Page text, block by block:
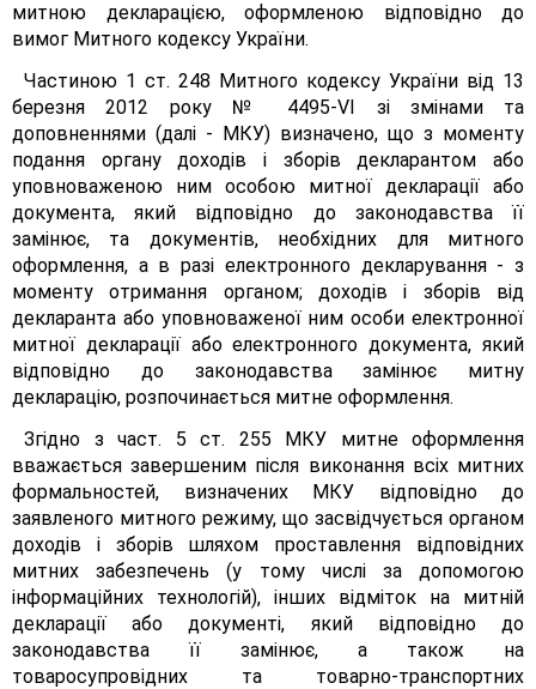
митною декларацією, оформленою відповідно до
вимог Митного кодексу України.
Частиною 1 ст. 248 Митного кодексу України від 13
березня 2012 року № 4495-VІ зі змінами та
доповненнями (далі - МКУ) визначено, що з моменту
подання органу доходів і зборів декларантом або
уповноваженою ним особою митної декларації або
документа, який відповідно до законодавства її
замінює, та документів, необхідних для митного
оформлення, а в разі електронного декларування - з
моменту отримання органом; доходів і зборів від
декларанта або уповноваженої ним особи електронної
митної декларації або електронного документа, який
відповідно до законодавства замінює митну
декларацію, розпочинається митне оформлення.
Згідно з част. 5 ст. 255 МКУ митне оформлення
вважається завершеним після виконання всіх митних
формальностей, визначених МКУ відповідно до
заявленого митного режиму, що засвідчується органом
доходів і зборів шляхом проставлення відповідних
митних забезпечень (у тому числі за допомогою
інформаційних технологій), інших відміток на митній
декларації або документі, який відповідно до
законодавства її замінює, а також на
товаросупровідних та товарно-транспортних